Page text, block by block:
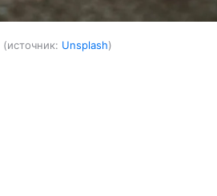
источник: Unsplash